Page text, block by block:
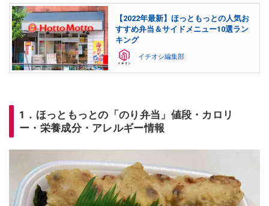
【2022年最新】ほっともっとの人気お
すすめ弁当＆サイドメニュー10選ラン
キング
イチオシ編集部
1．ほっともっとの「のり弁当」値段・カロリ
ー・栄養成分・アレルギー情報